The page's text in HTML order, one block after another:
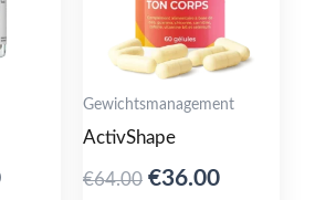
Current
Gewichtsmanagement
ActivShape
€64.00 Original
€36.00Current